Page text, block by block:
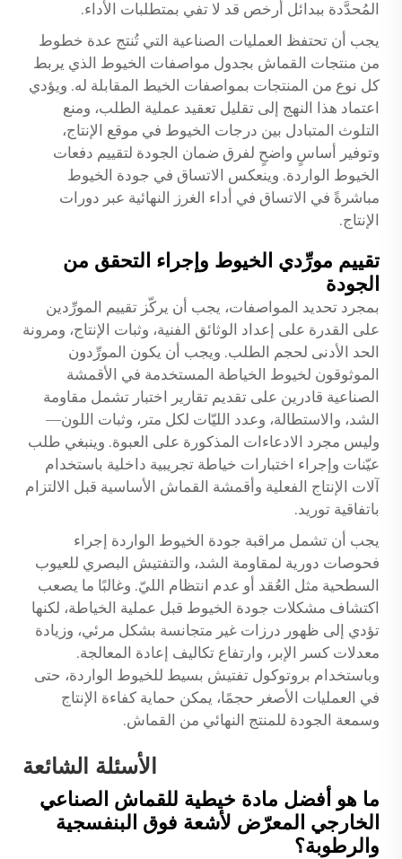
المُحدَّدة ببدائل أرخص قد لا تفي بمتطلبات الأداء.
يجب أن تحتفظ العمليات الصناعية التي تُنتج عدة خطوط
من منتجات القماش بجدول مواصفات الخيوط الذي يربط
كل نوع من المنتجات بمواصفات الخيط المقابلة له. ويؤدي
اعتماد هذا النهج إلى تقليل تعقيد عملية الطلب، ومنع
التلوث المتبادل بين درجات الخيوط في موقع الإنتاج،
وتوفير أساسٍ واضحٍ لفرق ضمان الجودة لتقييم دفعات
الخيوط الواردة. وينعكس الاتساق في جودة الخيوط
مباشرةً في الاتساق في أداء الغرز النهائية عبر دورات
الإنتاج.
تقييم مورِّدي الخيوط وإجراء التحقق من
الجودة
بمجرد تحديد المواصفات، يجب أن يركّز تقييم المورِّدين
على القدرة على إعداد الوثائق الفنية، وثبات الإنتاج، ومرونة
الحد الأدنى لحجم الطلب. ويجب أن يكون المورِّدون
الموثوقون لخيوط الخياطة المستخدمة في الأقمشة
الصناعية قادرين على تقديم تقارير اختبار تشمل مقاومة
الشد، والاستطالة، وعدد الليّات لكل متر، وثبات اللون—
وليس مجرد الادعاءات المذكورة على العبوة. وينبغي طلب
عيّنات وإجراء اختبارات خياطة تجريبية داخلية باستخدام
آلات الإنتاج الفعلية وأقمشة القماش الأساسية قبل الالتزام
باتفاقية توريد.
يجب أن تشمل مراقبة جودة الخيوط الواردة إجراء
فحوصات دورية لمقاومة الشد، والتفتيش البصري للعيوب
السطحية مثل العُقد أو عدم انتظام الليّ. وغالبًا ما يصعب
اكتشاف مشكلات جودة الخيوط قبل عملية الخياطة، لكنها
تؤدي إلى ظهور درزات غير متجانسة بشكل مرئي، وزيادة
معدلات كسر الإبر، وارتفاع تكاليف إعادة المعالجة.
وباستخدام بروتوكول تفتيش بسيط للخيوط الواردة، حتى
في العمليات الأصغر حجمًا، يمكن حماية كفاءة الإنتاج
وسمعة الجودة للمنتج النهائي من القماش.
الأسئلة الشائعة
ما هو أفضل مادة خيطية للقماش الصناعي
الخارجي المعرّض لأشعة فوق البنفسجية
والرطوبة؟